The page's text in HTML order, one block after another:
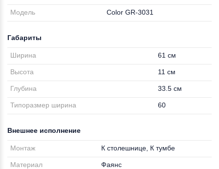
Модель Color GR-3031
Габариты
Ширина 61 см
Высота 11 см
Глубина 33.5 см
Типоразмер ширина 60
Внешнее исполнение
Монтаж К столешнице, К тумбе
Материал Фаянс